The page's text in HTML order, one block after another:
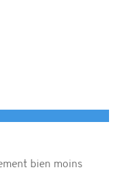
bien moins